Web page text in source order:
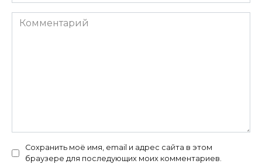
Комментарий
Сохранить моё имя, email и адрес сайта в этом
браузере для последующих моих комментариев.